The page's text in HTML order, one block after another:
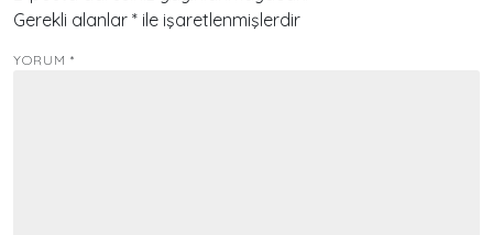
Gerekli alanlar * ile işaretlenmişlerdir
YORUM *